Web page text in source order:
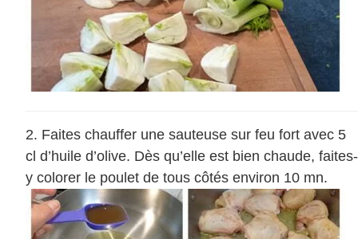
Faites chauffer une sauteuse sur feu fort avec 5
cl d’huile d’olive. Dès qu’elle est bien chaude, faites-
y colorer le poulet de tous côtés environ 10 mn.